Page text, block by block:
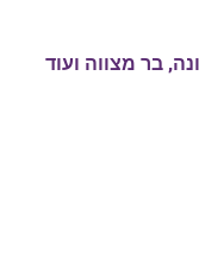
בר מצווה ועוד